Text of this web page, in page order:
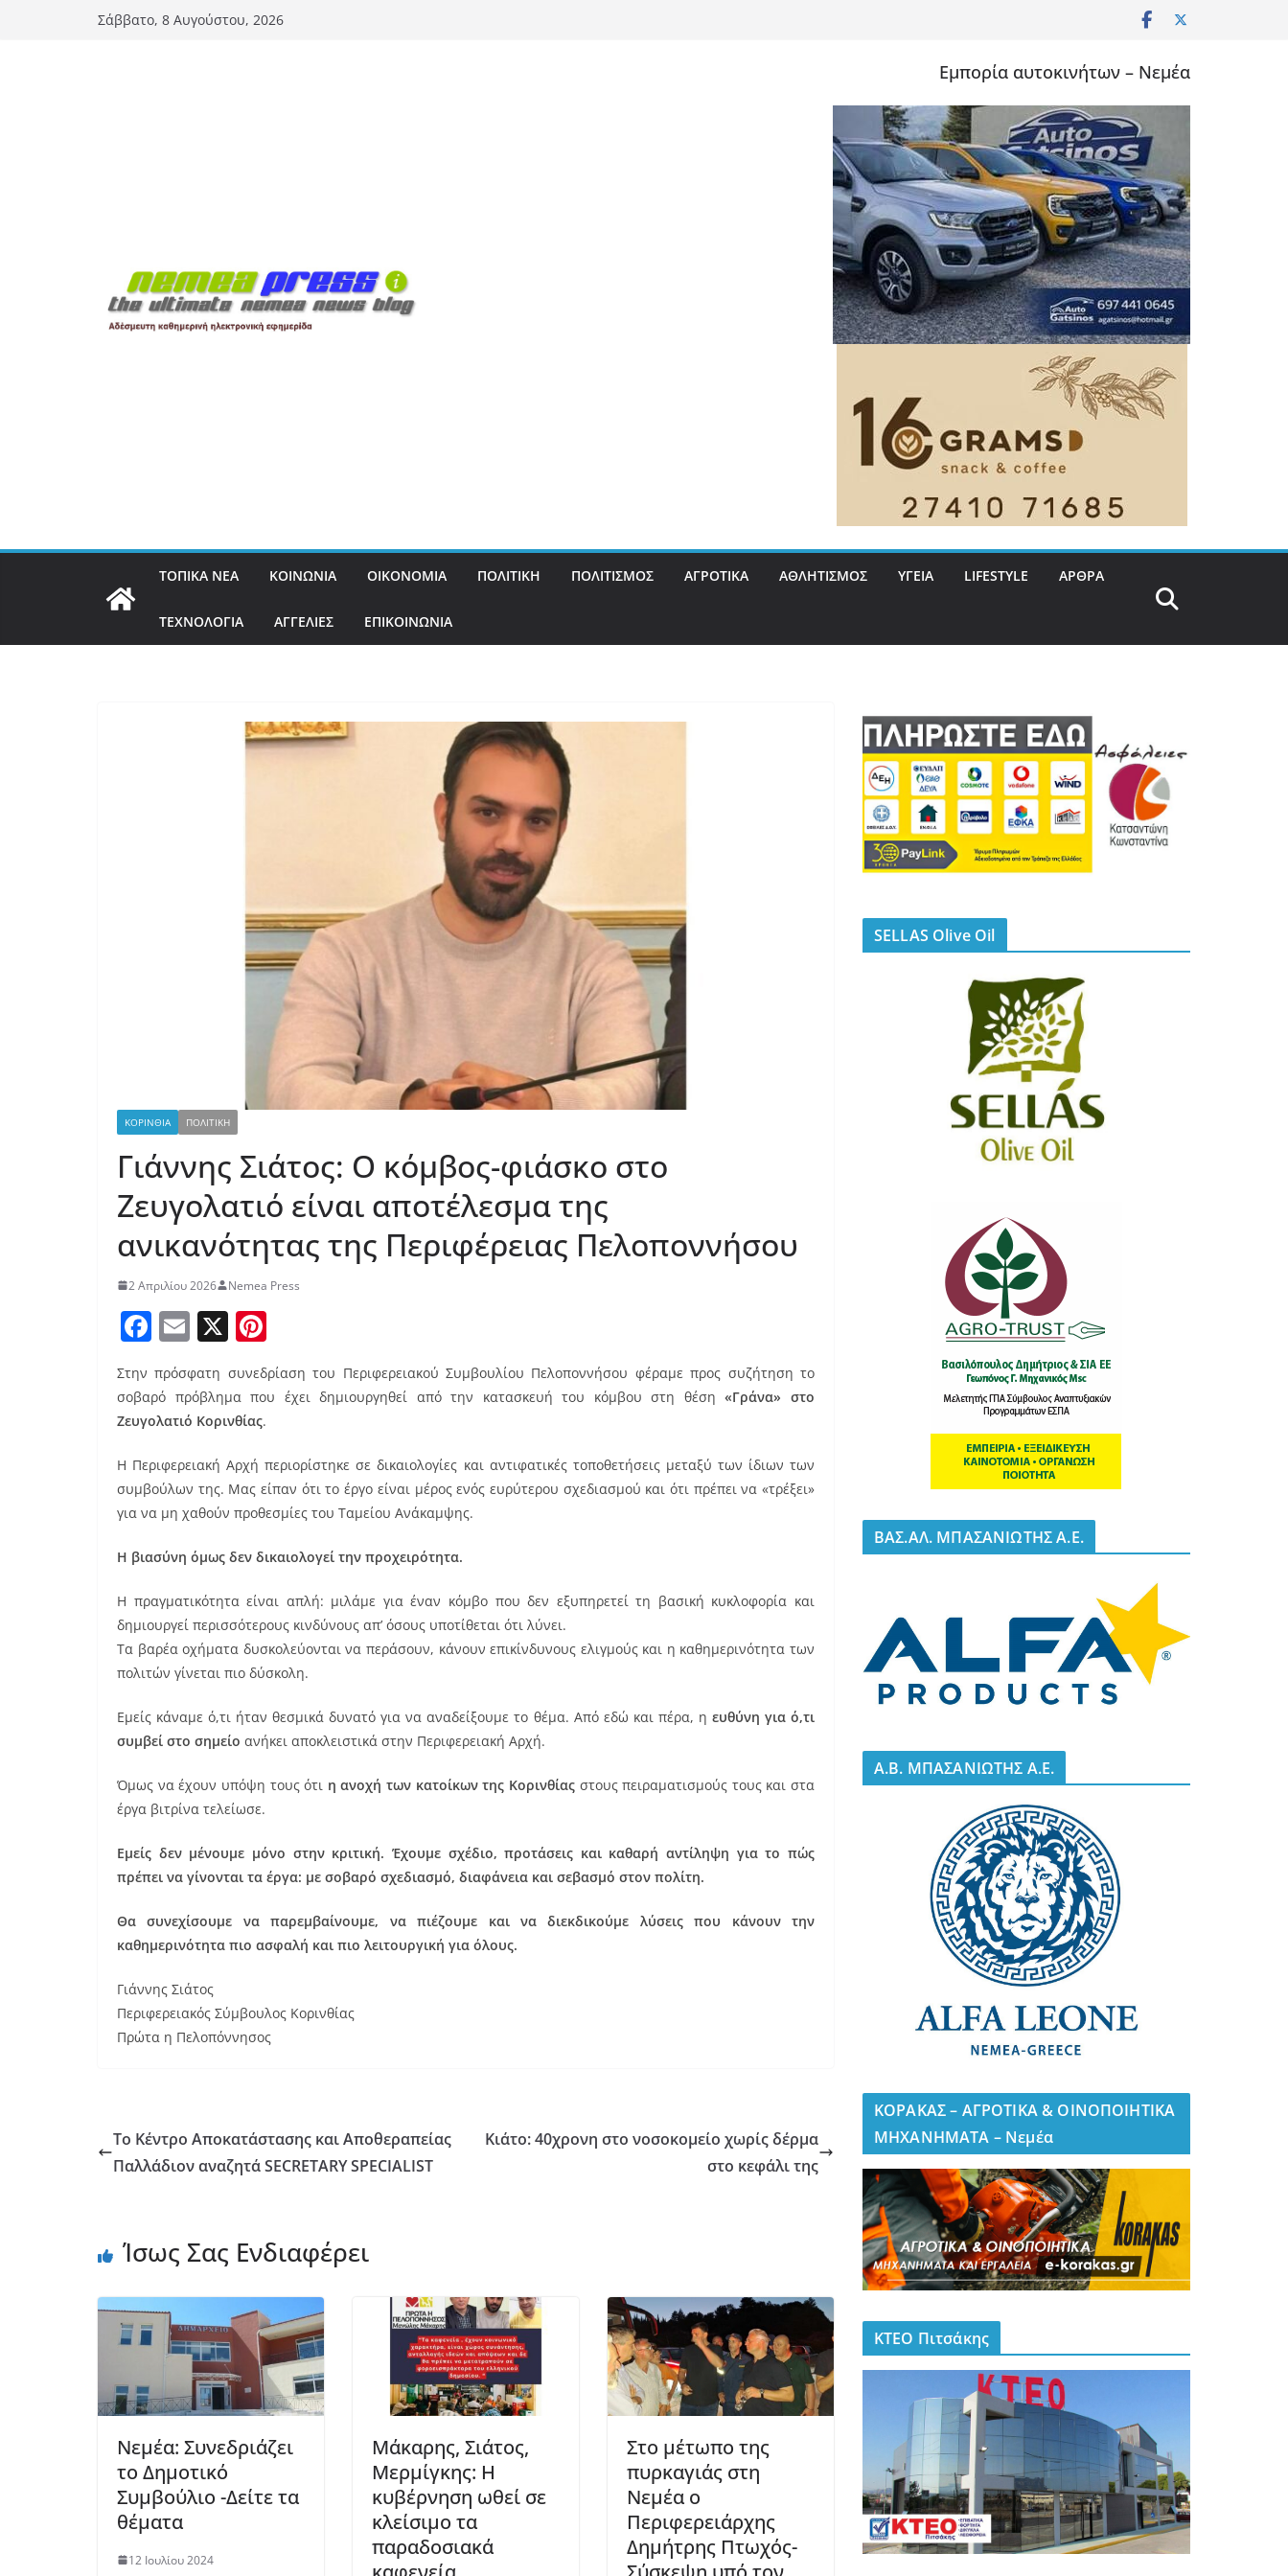
Σάββατο, 8 Αυγούστου, 2026
Εμπορία αυτοκινήτων – Νεμέα
ΤΟΠΙΚΑ ΝΕΑ ΚΟΙΝΩΝΙΑ ΟΙΚΟΝΟΜΙΑ ΠΟΛΙΤΙΚΗ ΠΟΛΙΤΙΣΜΟΣ ΑΓΡΟΤΙΚΑ ΑΘΛΗΤΙΣΜΟΣ ΥΓΕΙΑ LIFESTYLE ΑΡΘΡΑ
ΤΕΧΝΟΛΟΓΙΑ ΑΓΓΕΛΙΕΣ ΕΠΙΚΟΙΝΩΝΙΑ
ΚΟΡΙΝΘΙΑ ΠΟΛΙΤΙΚΗ
Γιάννης Σιάτος: Ο κόμβος-φιάσκο στο
Ζευγολατιό είναι αποτέλεσμα της
ανικανότητας της Περιφέρειας Πελοποννήσου
2 Απριλίου 2026 Nemea Press
F
c
e
o
o
k
E
ai
l
X
nt
er
Στην πρόσφατη συνεδρίαση του Περιφερειακού Συμβουλίου Πελοποννήσου φέραμε προς συζήτηση το
σοβαρό πρόβλημα που έχει δημιουργηθεί από την κατασκευή του κόμβου στη θέση«Γράνα» στο
Ζευγολατιό Κορινθίας.
Η Περιφερειακή Αρχή περιορίστηκε σε δικαιολογίες και αντιφατικές τοποθετήσεις μεταξύ των ίδιων των
συμβούλων της. Μας είπαν ότι το έργο είναι μέρος ενός ευρύτερου σχεδιασμού και ότι πρέπει να «τρέξει»
για να μη χαθούν προθεσμίες του Ταμείου Ανάκαμψης.
Η βιασύνη όμως δεν δικαιολογεί την προχειρότητα.
Η πραγματικότητα είναι απλή: μιλάμε για έναν κόμβο που δεν εξυπηρετεί τη βασική κυκλοφορία και
δημιουργεί περισσότερους κινδύνους απ’ όσους υποτίθεται ότι λύνει.
Τα βαρέα οχήματα δυσκολεύονται να περάσουν, κάνουν επικίνδυνους ελιγμούς και η καθημερινότητα των
πολιτών γίνεται πιο δύσκολη.
Εμείς κάναμε ό,τι ήταν θεσμικά δυνατό για να αναδείξουμε το θέμα. Από εδώ και πέρα, η ευθύνη για ό,τι
συμβεί στο σημείο ανήκει αποκλειστικά στην Περιφερειακή Αρχή.
Όμως να έχουν υπόψη τους ότι η ανοχή των κατοίκων της Κορινθίαςστους πειραματισμούς τους και στα
έργα βιτρίνα τελείωσε.
Εμείς δεν μένουμε μόνο στην κριτική. Έχουμε σχέδιο, προτάσεις και καθαρή αντίληψη για το πώς
πρέπει να γίνονται τα έργα: με σοβαρό σχεδιασμό, διαφάνεια και σεβασμό στον πολίτη.
Θα συνεχίσουμε να παρεμβαίνουμε, να πιέζουμε και να διεκδικούμε λύσειςπου κάνουν την
καθημερινότητα πιο ασφαλή και πιο λειτουργική για όλους.
Γιάννης Σιάτος
Περιφερειακός Σύμβουλος Κορινθίας
Πρώτα η Πελοπόννησος
Το Κέντρο Αποκατάστασης και Αποθεραπείας
Παλλάδιον αναζητά SECRETARY SPECIALIST
Κιάτο: 40χρονη στο νοσοκομείο χωρίς δέρμα
στο κεφάλι της
Ίσως Σας Ενδιαφέρει
Νεμέα: Συνεδριάζει
το Δημοτικό
Συμβούλιο -Δείτε τα
θέματα
12 Ιουλίου 2024
Μάκαρης, Σιάτος,
Μερμίγκης: Η
κυβέρνηση ωθεί σε
κλείσιμο τα
παραδοσιακά
Στο μέτωπο της
πυρκαγιάς στη
Νεμέα ο
Περιφερειάρχης
Δημήτρης Πτωχός-
SELLAS Olive Oil
BΑΣ.ΑΛ. ΜΠΑΣΑΝΙΩΤΗΣ Α.Ε.
A.B. ΜΠΑΣΑΝΙΩΤΗΣ Α.Ε.
ΚΟΡΑΚΑΣ – ΑΓΡΟΤΙΚΑ & ΟΙΝΟΠΟΙΗΤΙΚΑ
ΜΗΧΑΝΗΜΑΤΑ – Νεμέα
ΚΤΕΟ Πιτσάκης